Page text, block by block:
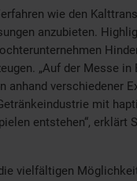
wie den
anzubieten.
„Auf der Messe
anhand verschiedener
mit
entstehen“, erklärt
vielfältigen